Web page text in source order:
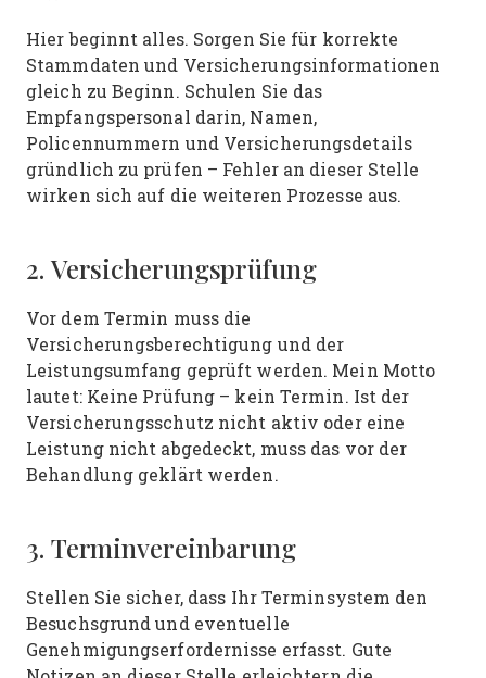
Hier beginnt alles. Sorgen Sie für korrekte
Stammdaten und Versicherungsinformationen
gleich zu Beginn. Schulen Sie das
Empfangspersonal darin, Namen,
Policennummern und Versicherungsdetails
gründlich zu prüfen – Fehler an dieser Stelle
wirken sich auf die weiteren Prozesse aus.
2. Versicherungsprüfung
Vor dem Termin muss die
Versicherungsberechtigung und der
Leistungsumfang geprüft werden. Mein Motto
lautet: Keine Prüfung – kein Termin. Ist der
Versicherungsschutz nicht aktiv oder eine
Leistung nicht abgedeckt, muss das vor der
Behandlung geklärt werden.
3. Terminvereinbarung
Stellen Sie sicher, dass Ihr Terminsystem den
Besuchsgrund und eventuelle
Genehmigungserfordernisse erfasst. Gute